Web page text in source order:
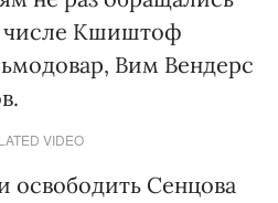
числе Кшиштоф
Вим Вендерс
VIDEO
освободить Сенцова